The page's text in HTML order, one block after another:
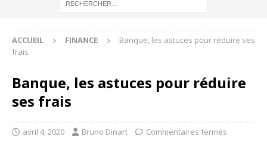
ACCUEIL FINANCE
Banque, les astuces pour réduire ses
frais
Banque, les astuces pour réduire
ses frais
avril 4, 2020 Bruno Dinart Commentaires fermés